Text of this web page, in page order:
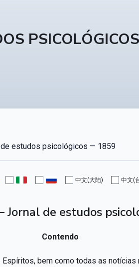
estudos psicológicos — 1859
中文(大陆) 中文(
de estudos
Contendo
bem como todas as notícias